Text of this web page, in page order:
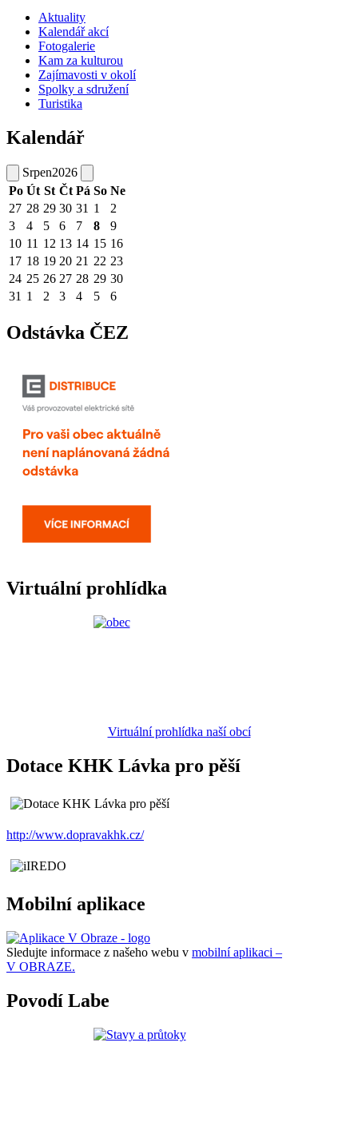
Aktuality
Kalendář akcí
Fotogalerie
Kam za kulturou
Zajímavosti v okolí
Spolky a sdružení
Turistika
Kalendář
Srpen2026
Po Út St Čt Pá So Ne
27 28 29 30 31 1
2
3
4 5 6 7 8
9
10 11 12 13 14 15 16
17 18 19 20 21 22 23
24 25 26 27 28 29 30
31 1 2 3 4 5 6
Odstávka ČEZ
Virtuální prohlídka
Virtuální prohlídka naší obcí
Dotace KHK Lávka pro pěší
http://www.dopravakhk.cz/
Mobilní aplikace
Sledujte informace z našeho webu v mobilní aplikaci –
V OBRAZE.
Povodí Labe